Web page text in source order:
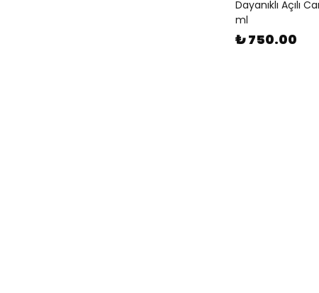
Dayanıklı Açılı
ml
₺ 750.00